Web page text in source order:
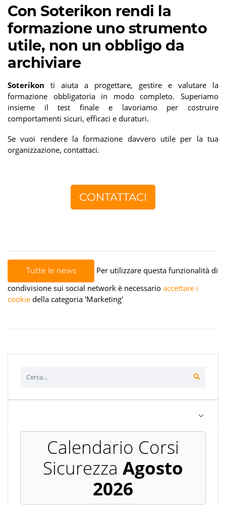
Con Soterikon rendi la
formazione uno strumento
utile, non un obbligo da
archiviare
Soterikon ti aiuta a progettare, gestire e valutare la
formazione obbligatoria in modo completo. Superiamo
insieme il test finale e lavoriamo per costruire
comportamenti sicuri, efficaci e duraturi.
Se vuoi rendere la formazione davvero utile per la tua
organizzazione, contattaci.
CONTATTACI
Tutte le news
Per utilizzare questa funzionalità di
condivisione sui social network è necessario accettare i
cookie della categoria 'Marketing'
Agosto
2026